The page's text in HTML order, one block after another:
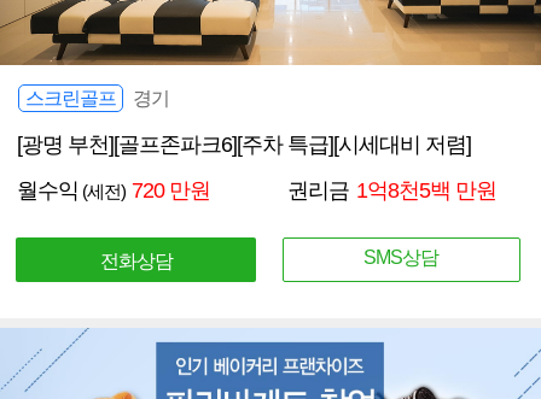
스크린골프 경기
[광명 부천][골프존파크6][주차 특급][시세대비 저렴]
월수익 (세전) 720 만원 권리금 1억8천5백 만원
전화상담 SMS상담